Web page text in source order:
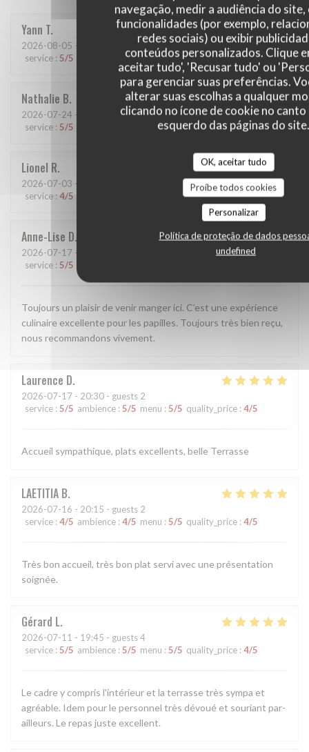
navegação, medir a audiência do
funcionalidades (por exemplo,
redes sociais) ou exibir
conteúdos personalizados. Clique
aceitar tudo', 'Recusar tudo' ou
para gerenciar suas preferências.
alterar suas escolhas a qualquer
clicando no ícone de cookie no
esquerdo das páginas do site.
OK, aceitar tudo
Proíbe todos cookies
Personalizar
Política de proteção de dados
undefined
Yann T
2026-08-05 - 19:15 - guests 2
service : 5/5 5/5 menu:5/5 quality_price: 5/5
Nathalie B
2026-07-24 - 20:45 - guests 2
service : 5/5 menu: 5/5 quality_price:5/5
Lionel R
2026-07-03 - 12:00 - guests 2
service : 4/5 quality_price:4/5
Anne-Lise D
2026-07-17 - 19:45 - guests 2
service : 5/5
Toujours un plaisir de venir manger ici. C’est une expérience
culinaire excellente pour les papilles. Toujours très bien reçu,
nous recommandons vivement.
Laurence D
2026-07-17 - 20:30 - guests 2
service : 5/5 ambience : 5/5 menu : 5/5 quality_price : 4/5
Accueil sympathique, plats excellents, belle Terrasse
LAETITIA B
2026-07-16 - 20:15 - guests 2
service : 4/5 ambience : 4/5 menu : 5/5 quality_price : 4/5
Très bon accueil, très bon plat servi avec une présentation
soignée.
Gérard L
2026-07-11 - 19:45 - guests 4
service : 5/5 ambience : 5/5 menu : 5/5 quality_price : 4/5
Le cadre y compris l'intérieur et la terrasse très sympa et
agréable. Idem pour le personnel très dévoué et souriant par-
ailleurs. Le repas juste excellent.